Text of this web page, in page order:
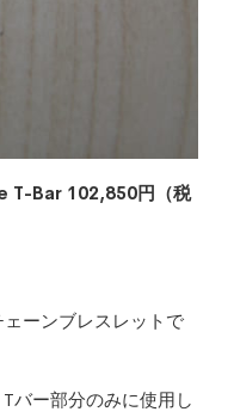
T-Bar 102,850円（税
ーンブレスレットで
バー部分のみに使用し